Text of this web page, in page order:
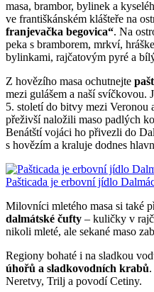
masa, brambor, bylinek a
ve františkánském klášteře na
franjevačka begovica“. Na
peka s bramborem, mrkví,
bylinkami, rajčatovým pyré a
Z hovězího masa ochutnejte
mezi gulášem a naší svíčkovou.
5. století do bitvy mezi Veronou
přeživší naložili maso padlých
Benátští vojáci ho přivezli do
s hovězím a kraluje dodnes
Pašticada je erbovní jídlo
Milovníci mletého masa si také
dalmátské čufty – kuličky v
nikoli mleté, ale sekané maso
Regiony bohaté i na sladkou
úhořů a sladkovodních krabů
Neretvy, Trilj a povodí Cetiny.